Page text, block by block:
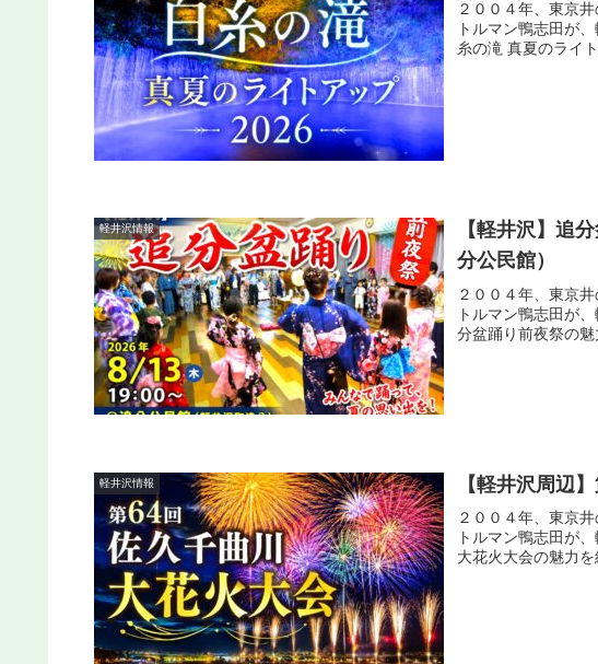
２００４年、東京
トルマン鴨志田が
糸の滝 真夏のライ
軽井沢情報
【軽井沢】追
分公民館）
２００４年、東京
トルマン鴨志田が
分盆踊り前夜祭の
軽井沢情報 【軽井沢周辺
２００４年、東京
トルマン鴨志田が
大花火大会の魅力を